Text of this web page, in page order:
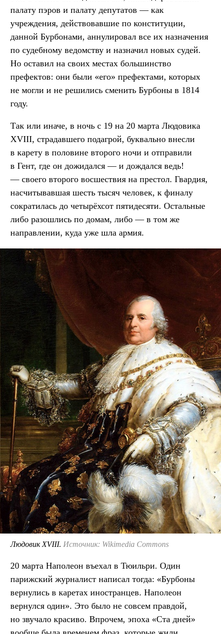
палату пэров и палату депутатов — как
учреждения, действовавшие по конституции,
данной Бурбонами, аннулировал все их назначения
по судебному ведомству и назначил новых судей.
Но оставил на своих местах большинство
префектов: они были «его» префектами, которых
не могли и не решились сменить Бурбоны в 1814
году.
Так или иначе, в ночь с 19 на 20 марта Людовика
XVIII, страдавшего подагрой, буквально внесли
в карету в половине второго ночи и отправили
в Гент, где он дожидался — и дождался ведь!
— своего второго восшествия на престол. Гвардия,
насчитывавшая шесть тысяч человек, к финалу
сократилась до четырёхсот пятидесяти. Остальные
либо разошлись по домам, либо — в том же
направлении, куда уже шла армия.
Людовик XVIII. Источник: Wikimedia Commons
20 марта Наполеон въехал в Тюильри. Один
парижский журналист написал тогда: «Бурбоны
вернулись в каретах иностранцев. Наполеон
вернулся один». Это было не совсем правдой,
но звучало красиво. Впрочем, эпоха «Ста дней»